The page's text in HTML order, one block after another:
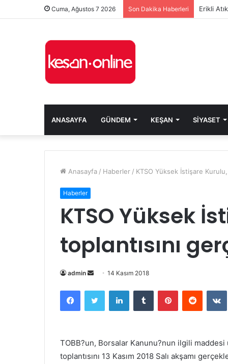
Cuma, Ağustos 7 2026 Son Dakika Haberleri Erikli
ANASAYFA GÜNDEM KEŞAN SIYASET
Anasayfa / Haberler / KTSO Yüksek İstişare
Haberler
KTSO Yüksek
toplantısını
admin
r
e
o
s
14 Kasım 2018
TOBB?un, Borsalar Kanunu?nun ilgili
toplantısını 13 Kasım 2018 Salı akşamı